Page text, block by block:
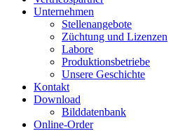
Unternehmen
Stellenangebote
Züchtung und Lizenzen
Labore
Produktionsbetriebe
Unsere Geschichte
Kontakt
Download
Bilddatenbank
Online-Order